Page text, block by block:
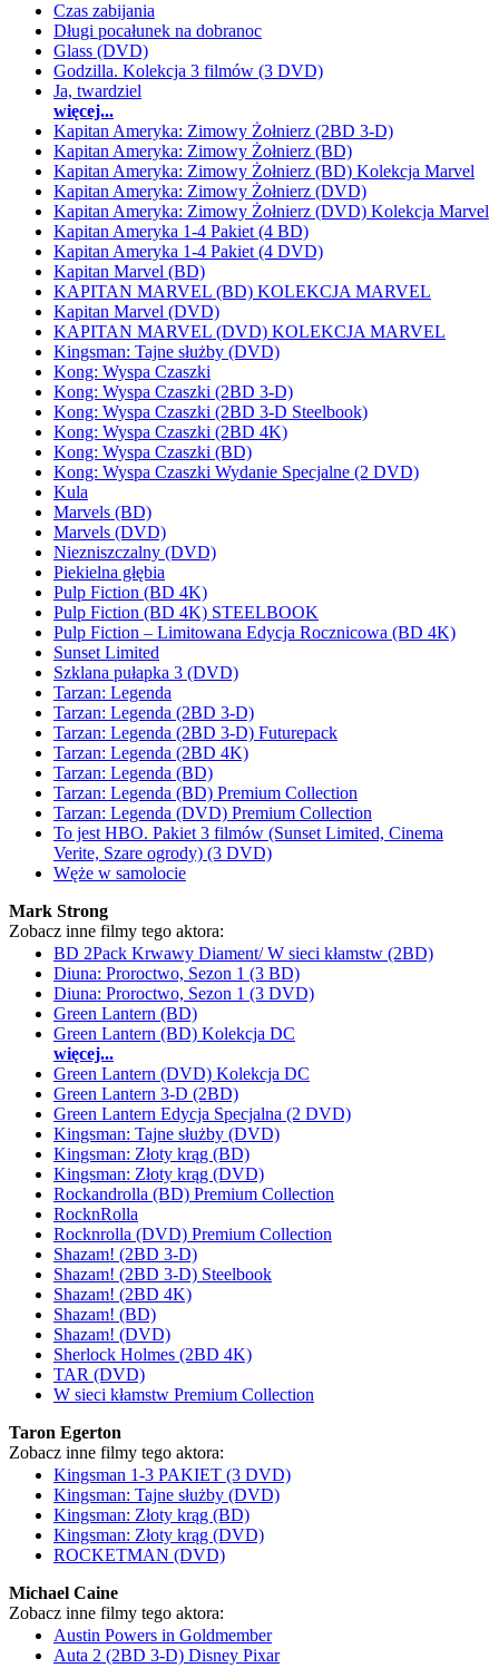
Czas zabijania
Długi pocałunek na dobranoc
Glass (DVD)
Godzilla. Kolekcja 3 filmów (3 DVD)
Ja, twardziel
więcej...
Kapitan Ameryka: Zimowy Żołnierz (2BD 3-D)
Kapitan Ameryka: Zimowy Żołnierz (BD)
Kapitan Ameryka: Zimowy Żołnierz (BD) Kolekcja Marvel
Kapitan Ameryka: Zimowy Żołnierz (DVD)
Kapitan Ameryka: Zimowy Żołnierz (DVD) Kolekcja Marvel
Kapitan Ameryka 1-4 Pakiet (4 BD)
Kapitan Ameryka 1-4 Pakiet (4 DVD)
Kapitan Marvel (BD)
KAPITAN MARVEL (BD) KOLEKCJA MARVEL
Kapitan Marvel (DVD)
KAPITAN MARVEL (DVD) KOLEKCJA MARVEL
Kingsman: Tajne służby (DVD)
Kong: Wyspa Czaszki
Kong: Wyspa Czaszki (2BD 3-D)
Kong: Wyspa Czaszki (2BD 3-D Steelbook)
Kong: Wyspa Czaszki (2BD 4K)
Kong: Wyspa Czaszki (BD)
Kong: Wyspa Czaszki Wydanie Specjalne (2 DVD)
Kula
Marvels (BD)
Marvels (DVD)
Niezniszczalny (DVD)
Piekielna głębia
Pulp Fiction (BD 4K)
Pulp Fiction (BD 4K) STEELBOOK
Pulp Fiction – Limitowana Edycja Rocznicowa (BD 4K)
Sunset Limited
Szklana pułapka 3 (DVD)
Tarzan: Legenda
Tarzan: Legenda (2BD 3-D)
Tarzan: Legenda (2BD 3-D) Futurepack
Tarzan: Legenda (2BD 4K)
Tarzan: Legenda (BD)
Tarzan: Legenda (BD) Premium Collection
Tarzan: Legenda (DVD) Premium Collection
To jest HBO. Pakiet 3 filmów (Sunset Limited, Cinema
Verite, Szare ogrody) (3 DVD)
Węże w samolocie
Mark Strong
Zobacz inne filmy tego aktora:
BD 2Pack Krwawy Diament/ W sieci kłamstw (2BD)
Diuna: Proroctwo, Sezon 1 (3 BD)
Diuna: Proroctwo, Sezon 1 (3 DVD)
Green Lantern (BD)
Green Lantern (BD) Kolekcja DC
więcej...
Green Lantern (DVD) Kolekcja DC
Green Lantern 3-D (2BD)
Green Lantern Edycja Specjalna (2 DVD)
Kingsman: Tajne służby (DVD)
Kingsman: Złoty krąg (BD)
Kingsman: Złoty krąg (DVD)
Rockandrolla (BD) Premium Collection
RocknRolla
Rocknrolla (DVD) Premium Collection
Shazam! (2BD 3-D)
Shazam! (2BD 3-D) Steelbook
Shazam! (2BD 4K)
Shazam! (BD)
Shazam! (DVD)
Sherlock Holmes (2BD 4K)
TAR (DVD)
W sieci kłamstw Premium Collection
Taron Egerton
Zobacz inne filmy tego aktora:
Kingsman 1-3 PAKIET (3 DVD)
Kingsman: Tajne służby (DVD)
Kingsman: Złoty krąg (BD)
Kingsman: Złoty krąg (DVD)
ROCKETMAN (DVD)
Michael Caine
Zobacz inne filmy tego aktora:
Austin Powers in Goldmember
Auta 2 (2BD 3-D) Disney Pixar